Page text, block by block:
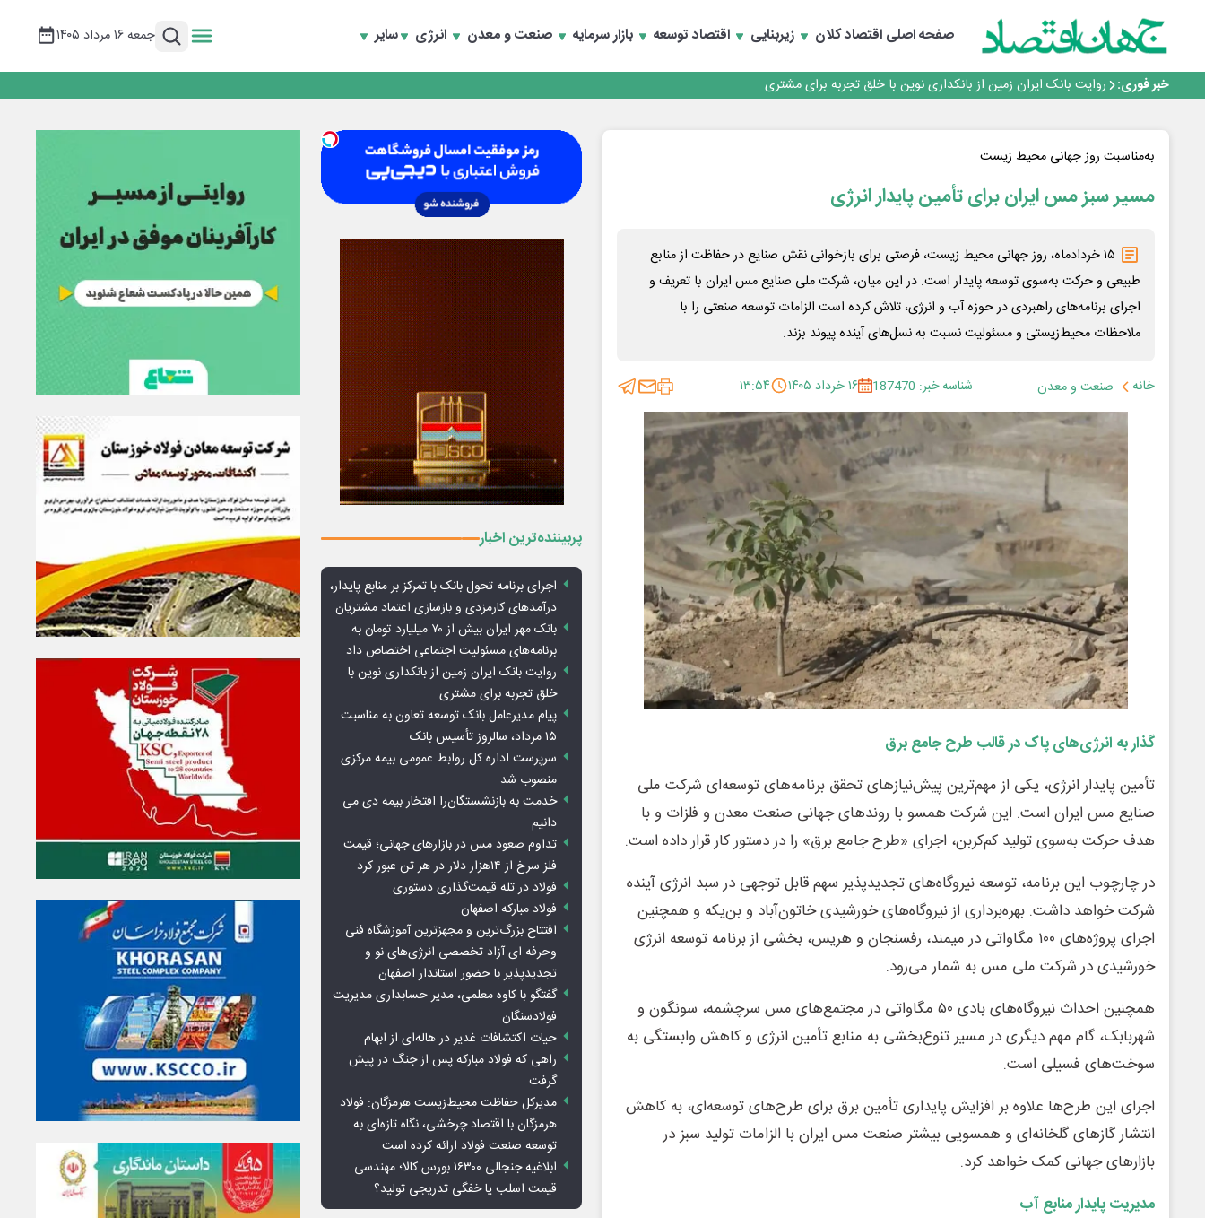
صفحه اصلیاقتصاد کلان زیربنایی اقتصاد توسعه بازار سرمایه صنعت و معدن انرژی سایر جمعه ۱۶ مرداد ۱۴۰۵
خبر فوری:
سرپرست اداره کل روابط عمومی بیمه مرکزی منصوب شد
اجرای برنامه تحول بانک با تمرکز بر منابع پایدار، درآمدهای کارمزدی و بازسازی اعتماد مشتریان
روایت بانک ایران زمین از بانکداری نوین با خلق تجربه برای مشتری
پیام مدیرعامل بانک توسعه تعاون به مناسبت ۱۵ مرداد، سالروز تأسیس بانک
سرپرست اداره کل روابط عمومی بیمه مرکزی منصوب شد
اجرای برنامه تحول بانک با تمرکز بر منابع پایدار، درآمدهای کارمزدی و بازسازی اعتماد مشتریان
بانک مهر ایران بیش از ۷۰ میلیارد تومان به برنامه‌های مسئولیت اجتماعی اختصاص داد
به‌مناسبت روز جهانی محیط زیست
مسیر سبز مس ایران برای تأمین پایدار انرژی
۱۵ خردادماه، روز جهانی محیط زیست، فرصتی برای بازخوانی نقش صنایع در حفاظت از منابع
طبیعی و حرکت به‌سوی توسعه پایدار است. در این میان، شرکت ملی صنایع مس ایران با تعریف و
اجرای برنامه‌های راهبردی در حوزه آب و انرژی، تلاش کرده است الزامات توسعه صنعتی را با
ملاحظات محیط‌زیستی و مسئولیت نسبت به نسل‌های آینده پیوند بزند.
خانه صنعت و معدن شناسه خبر: 187470 ۱۶ خرداد ۱۴۰۵ ۱۳:۵۴
گذار به انرژی‌های پاک در قالب طرح جامع برق
تأمین پایدار انرژی، یکی از مهم‌ترین پیش‌نیازهای تحقق برنامه‌های توسعه‌ای شرکت ملی
صنایع مس ایران است. این شرکت همسو با روندهای جهانی صنعت معدن و فلزات و با
هدف حرکت به‌سوی تولید کم‌کربن، اجرای «طرح جامع برق» را در دستور کار قرار داده است.
در چارچوب این برنامه، توسعه نیروگاه‌های تجدیدپذیر سهم قابل توجهی در سبد انرژی آینده
شرکت خواهد داشت. بهره‌برداری از نیروگاه‌های خورشیدی خاتون‌آباد و بن‌یکه و همچنین
اجرای پروژه‌های ۱۰۰ مگاواتی در میمند، رفسنجان و هریس، بخشی از برنامه توسعه انرژی
خورشیدی در شرکت ملی مس به شمار می‌رود.
همچنین احداث نیروگاه‌های بادی ۵۰ مگاواتی در مجتمع‌های مس سرچشمه، سونگون و
شهربابک، گام مهم دیگری در مسیر تنوع‌بخشی به منابع تأمین انرژی و کاهش وابستگی به
سوخت‌های فسیلی است.
اجرای این طرح‌ها علاوه بر افزایش پایداری تأمین برق برای طرح‌های توسعه‌ای، به کاهش
انتشار گازهای گلخانه‌ای و همسویی بیشتر صنعت مس ایران با الزامات تولید سبز در
بازارهای جهانی کمک خواهد کرد.
مدیریت پایدار منابع آب
پربیننده‌ترین اخبار
اجرای برنامه تحول بانک با تمرکز بر منابع پایدار،
درآمدهای کارمزدی و بازسازی اعتماد مشتریان
بانک مهر ایران بیش از ۷۰ میلیارد تومان به
برنامه‌های مسئولیت اجتماعی اختصاص داد
روایت بانک ایران زمین از بانکداری نوین با
خلق تجربه برای مشتری
پیام مدیرعامل بانک توسعه تعاون به مناسبت
۱۵ مرداد، سالروز تأسیس بانک
سرپرست اداره کل روابط عمومی بیمه مرکزی
منصوب شد
خدمت به بازنشستگان‌را افتخار بیمه دی می
دانیم
تداوم صعود مس در بازارهای جهانی؛ قیمت
فلز سرخ از ۱۴هزار دلار در هر تن عبور کرد
فولاد در تله قیمت‌گذاری دستوری
فولاد مبارکه اصفهان
افتتاح بزرگ‌ترین و مجهزترین آموزشگاه فنی
وحرفه ای آزاد تخصصی انرژی‌های نو و
تجدیدپذیر با حضور استاندار اصفهان
گفتگو با کاوه معلمی، مدیر حسابداری مدیریت
فولادسنگان
حیات اکتشافات غدیر در هاله‌ای از ابهام
راهی که فولاد مبارکه پس از جنگ در پیش
گرفت
مدیرکل حفاظت محیط‌زیست هرمزگان: فولاد
هرمزگان با اقتصاد چرخشی، نگاه تازه‌ای به
توسعه صنعت فولاد ارائه کرده است
ابلاغیه جنجالی ۱۶۳۰۰ بورس کالا؛ مهندسی
قیمت اسلب یا خفگی تدریجی تولید؟